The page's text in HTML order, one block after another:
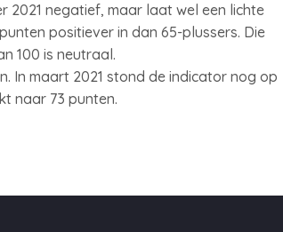
2021 negatief, maar laat wel een lichte
positiever in dan 65-plussers. Die
100 is neutraal.
In maart 2021 stond de indicator nog op
naar 73 punten.